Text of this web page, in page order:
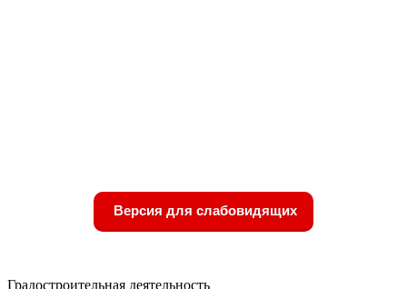
Версия для слабовидящих
Градостроительная деятельность